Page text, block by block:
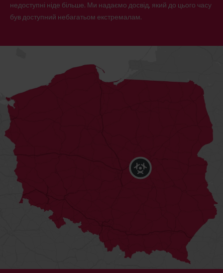
недоступні ніде більше. Ми надаємо досвід, який до цього часу
був доступний небагатьом екстремалам.